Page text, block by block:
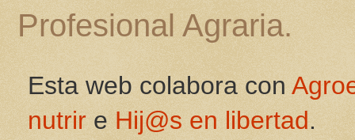
Profesional Agraria.
Esta web colabora con
nutrir e Hij@s en libertad.